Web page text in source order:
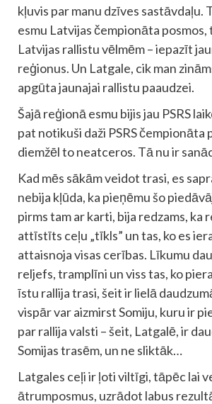
kļuvis par manu dzīves sastāvdaļu.
esmu Latvijas čempionāta
Latvijas rallistu vēlmēm – iepazīt
reģionus. Un Latgale, cik man
apgūta jaunajai rallistu paaudzei.
Šajā reģionā esmu bijis jau PSRS
pat notikuši daži PSRS čempionāta
diemžēl to neatceros. Tā nu ir
Kad mēs sākām veidot trasi, es
nebija kļūda, ka pieņēmu šo
pirms tam ar karti, bija redzams, ka
attīstīts ceļu „tīkls” un tas, ko es
attaisnoja visas cerības. Līkumu
reljefs, tramplīni un viss tas, ko
īstu rallija trasi, šeit ir lielā
vispār var aizmirst Somiju, kuru ir
par rallija valsti – šeit, Latgalē, ir
Somijas trasēm, un ne sliktāk…
Latgales ceļi ir ļoti viltīgi, tāpēc lai
ātrumposmus, uzrādot labus